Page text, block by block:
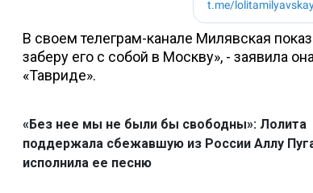
В своем телеграм-канале Милявская
заберу его с собой в Москву», - заявила
«Тавриде».
«Без нее мы не были бы свободны»: Лолита
поддержала сбежавшую из России Аллу
исполнила ее песню